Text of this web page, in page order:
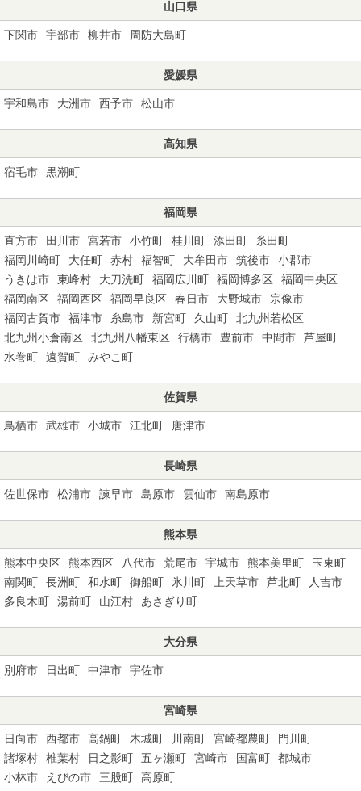
山口県
下関市 宇部市 柳井市 周防大島町
愛媛県
宇和島市 大洲市 西予市 松山市
高知県
宿毛市 黒潮町
福岡県
直方市 田川市 宮若市 小竹町 桂川町 添田町
糸田町
福岡川崎町
大任町 赤村 福智町 大牟田市 筑後市
小郡市
うきは市
東峰村 大刀洗町 福岡広川町 福岡博多区
福岡中央区
福岡南区
福岡西区 福岡早良区 春日市 大野城市
宗像市
福岡古賀市
福津市 糸島市 新宮町 久山町
北九州若松区
北九州小倉南区
北九州八幡東区 行橋市 豊前市 中間市
芦屋町
水巻町
遠賀町 みやこ町
佐賀県
鳥栖市 武雄市 小城市 江北町 唐津市
長崎県
佐世保市 松浦市 諫早市 島原市 雲仙市 南島原市
熊本県
熊本中央区 熊本西区 八代市 荒尾市 宇城市 熊本美里町
玉東町
南関町
長洲町 和水町 御船町 氷川町 上天草市 芦北町
人吉市
多良木町
湯前町 山江村 あさぎり町
大分県
別府市 日出町 中津市 宇佐市
宮崎県
日向市 西都市 高鍋町 木城町 川南町 宮崎都農町
門川町
諸塚村
椎葉村 日之影町 五ヶ瀬町 宮崎市 国富町
都城市
小林市
えびの市 三股町 高原町